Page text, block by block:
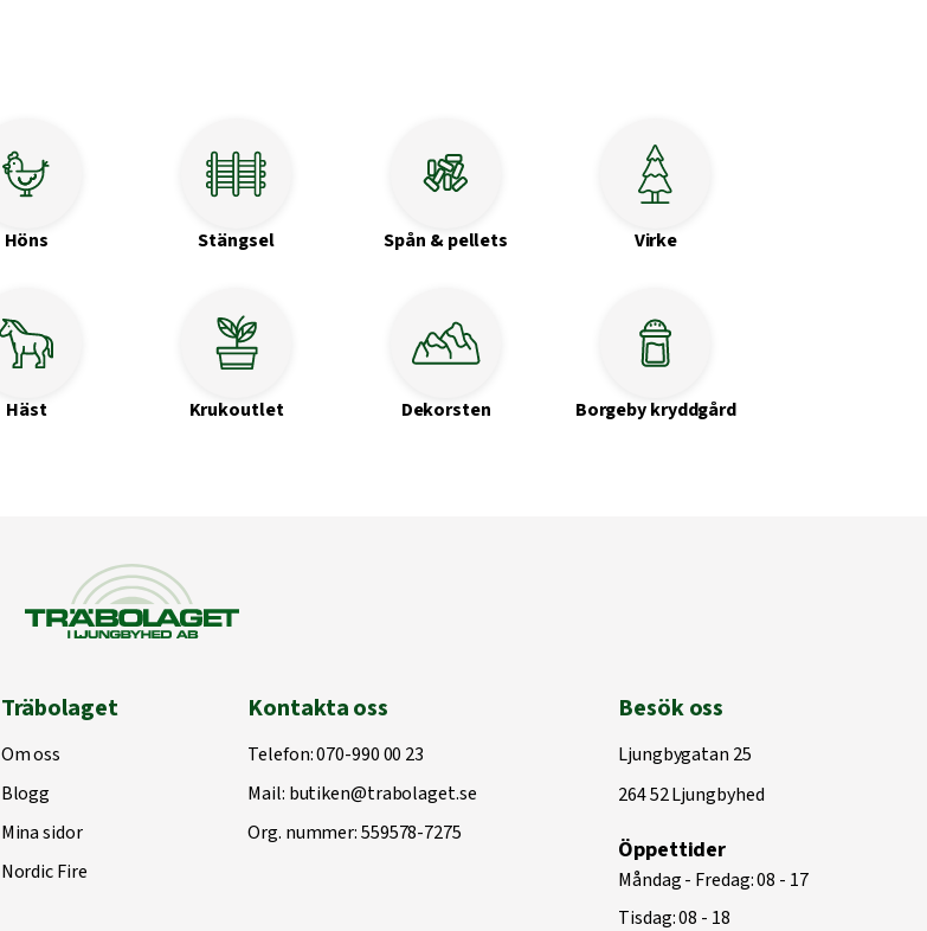
Höns Stängsel Spån & pellets Virke
Häst Krukoutlet Dekorsten Borgeby kryddgård
Träbolaget
Om oss
Blogg
Mina sidor
Nordic Fire
Kontakta oss
Telefon:070-990 00 23
Mail: butiken@trabolaget.se
Org. nummer: 559578-7275
Besök oss
Ljungbygatan 25
264 52 Ljungbyhed
Öppettider
Måndag - Fredag: 08 - 17
Tisdag: 08 - 18